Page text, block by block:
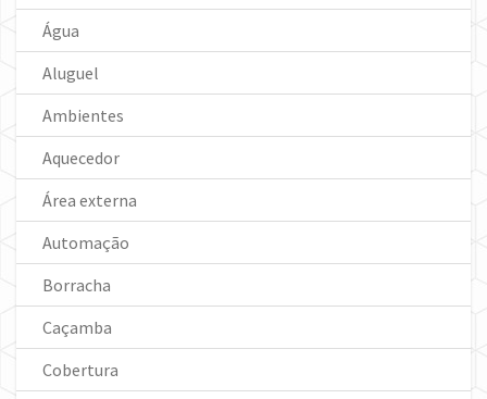
Água
Aluguel
Ambientes
Aquecedor
Área externa
Automação
Borracha
Caçamba
Cobertura